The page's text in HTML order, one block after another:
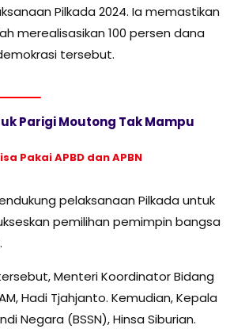
Pilkada 2024. Ia memastikan
merealisasikan 100 persen dana
tersebut.
Parigi Moutong Tak Mampu
Pakai APBD dan APBN
pelaksanaan Pilkada untuk
pemilihan pemimpin bangsa
Menteri Koordinator Bidang
Hadi Tjahjanto. Kemudian, Kepala
Negara (BSSN), Hinsa Siburian.